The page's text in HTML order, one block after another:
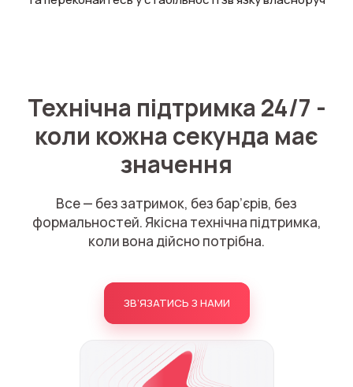
Технічна підтримка 24/7 -
коли кожна секунда має
значення
Все — без затримок, без бар’єрів, без
формальностей. Якісна технічна підтримка,
коли вона дійсно потрібна.
ЗВ’ЯЗАТИСЬ З НАМИ